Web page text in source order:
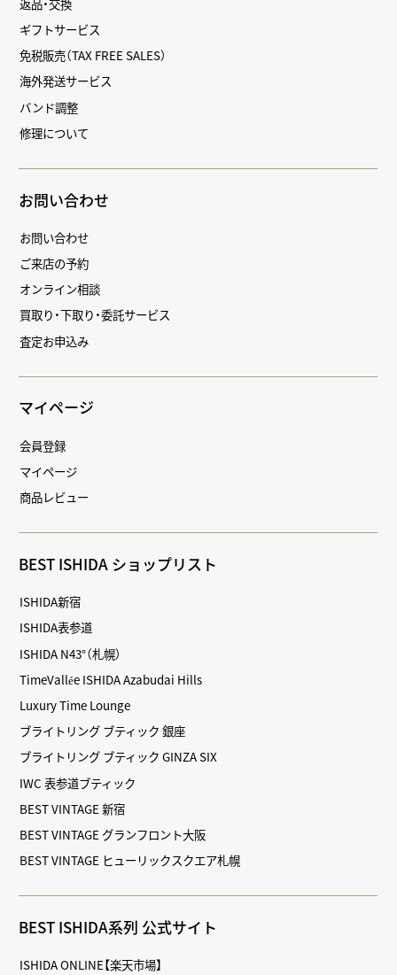
ギフトサービス
免税販売（TAX FREE SALES）
海外発送サービス
バンド調整
修理について
お問い合わせ
お問い合わせ
ご来店の予約
オンライン相談
買取り・下取り・委託サービス
査定お申込み
マイページ
会員登録
マイページ
商品レビュー
BEST ISHIDA ショップリスト
ISHIDA新宿
ISHIDA表参道
ISHIDA N43°（札幌）
TimeVallée ISHIDA Azabudai Hills
Luxury Time Lounge
ブライトリング ブティック 銀座
ブライトリング ブティック GINZA SIX
IWC 表参道ブティック
BEST VINTAGE 新宿
BEST VINTAGE グランフロント大阪
BEST VINTAGE ヒューリックスクエア札幌
BEST ISHIDA系列 公式サイト
ISHIDA ONLINE【楽天市場】